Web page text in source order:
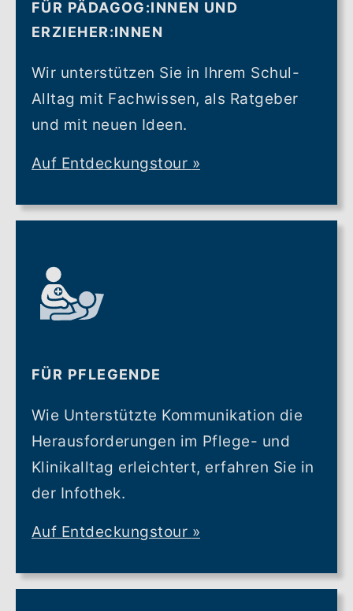
FÜR PÄDAGOG:INNEN UND
ERZIEHER:INNEN
Wir unterstützen Sie in Ihrem Schul-
Alltag mit Fachwissen, als Ratgeber
und mit neuen Ideen.
Auf Entdeckungstour »
FÜR PFLEGENDE
Wie Unterstützte Kommunikation die
Herausforderungen im Pflege- und
Klinikalltag erleichtert, erfahren Sie in
der Infothek.
Auf Entdeckungstour »